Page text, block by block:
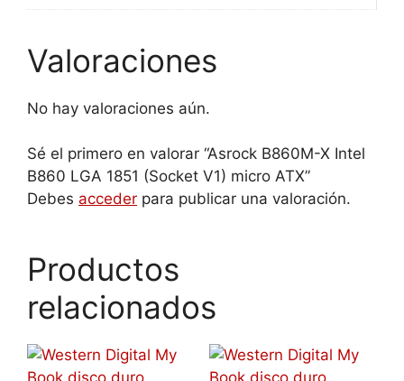
Valoraciones
No hay valoraciones aún.
Sé el primero en valorar “Asrock B860M-X Intel
B860 LGA 1851 (Socket V1) micro ATX”
Debes acceder para publicar una valoración.
Productos
relacionados